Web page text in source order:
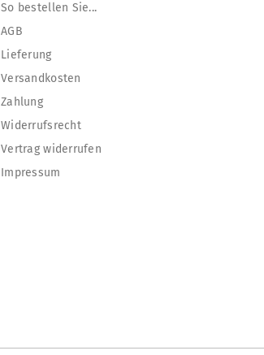
So bestellen Sie...
AGB
Lieferung
Versandkosten
Zahlung
Widerrufsrecht
Vertrag widerrufen
Impressum